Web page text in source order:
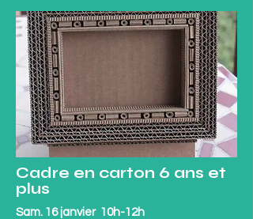
Cadre en carton 6 ans et
plus
Sam. 16 janvier 10h-12h